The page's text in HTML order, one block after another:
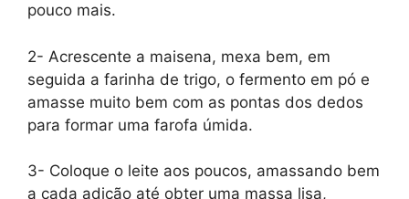
pouco mais.
2- Acrescente a maisena, mexa bem, em
seguida a farinha de trigo, o fermento em pó e
amasse muito bem com as pontas dos dedos
para formar uma farofa úmida.
3- Coloque o leite aos poucos, amassando bem
a cada adição até obter uma massa lisa,